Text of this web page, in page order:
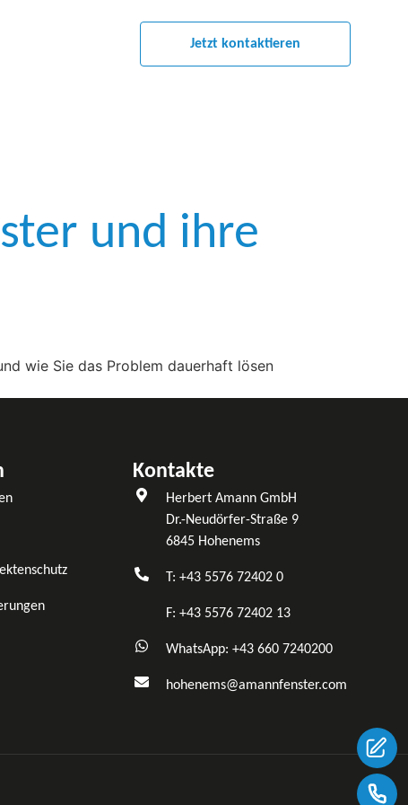
Jetzt kontaktieren
und ihre
wie Sie das Problem dauerhaft lösen
Kontakte
Herbert Amann GmbH
Dr.-Neudörfer-Straße 9
6845 Hohenems
T: +43 5576 72402 0
F: +43 5576 72402 13
WhatsApp: +43 660 7240200
hohenems@amannfenster.com